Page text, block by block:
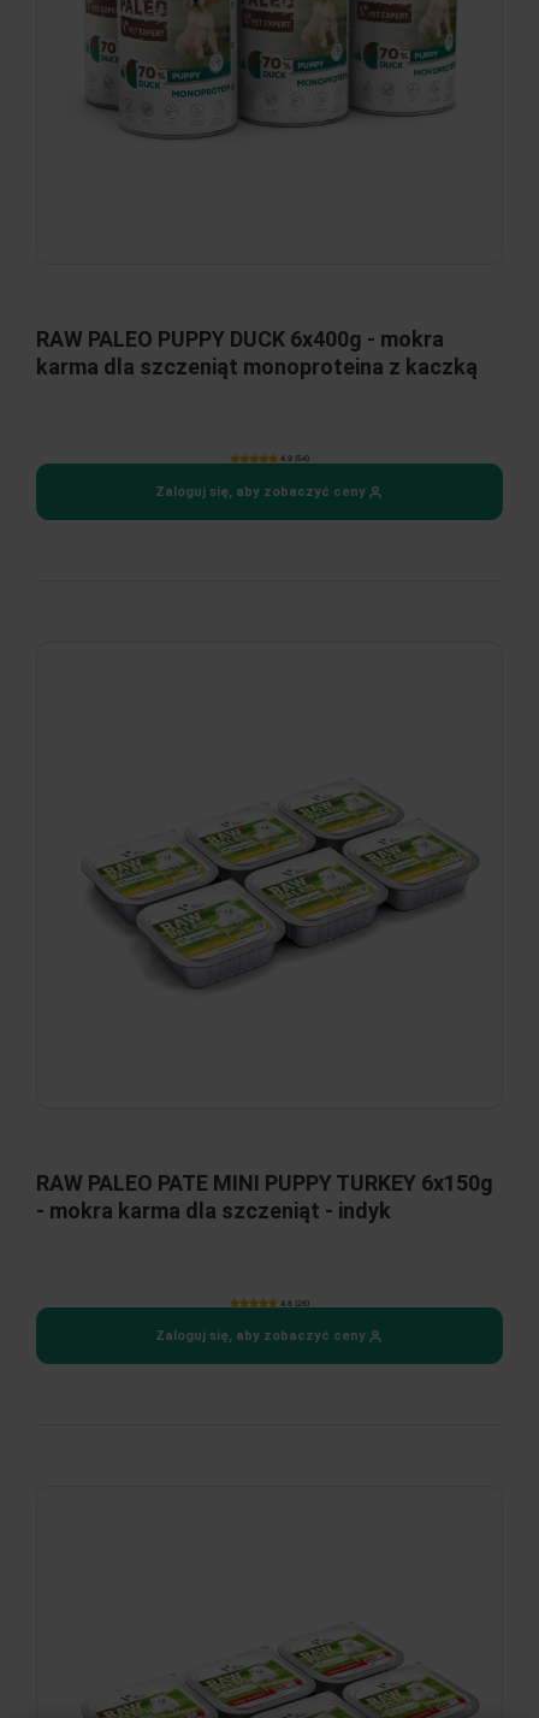
RAW PALEO PUPPY DUCK 6x400g - mokra
karma dla szczeniąt monoproteina z kaczką
4.9 (54)
Zaloguj się, aby zobaczyć ceny
RAW PALEO PATE MINI PUPPY TURKEY 6x150g
- mokra karma dla szczeniąt - indyk
4.8 (26)
Zaloguj się, aby zobaczyć ceny